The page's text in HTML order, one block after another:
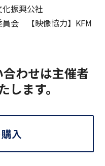
化振興公社
員会 【映像協力】KFM
わせは主催者
します。
入